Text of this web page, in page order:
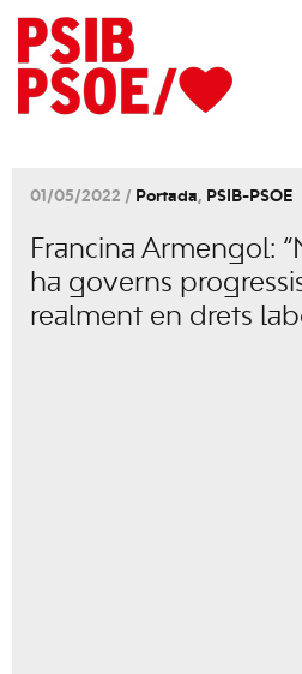
01/05/2022 / Portada, PSIB-PSOE
Francina Armengol:
ha governs
realment en drets